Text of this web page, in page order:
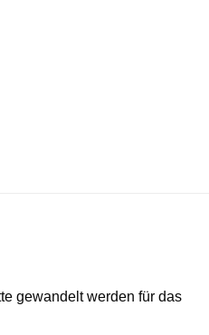
gewandelt werden für das